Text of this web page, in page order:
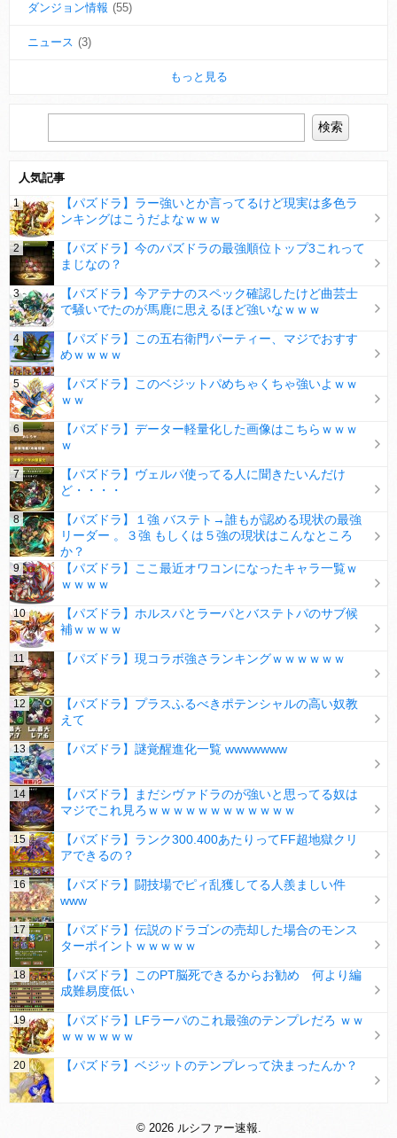
ダンジョン情報 (55)
ニュース (3)
もっと見る
人気記事
【パズドラ】ラー強いとか言ってるけど現実は多色ラ
ンキングはこうだよなｗｗｗ
【パズドラ】今のパズドラの最強順位トップ3これって
まじなの？
【パズドラ】今アテナのスペック確認したけど曲芸士
で騒いでたのが馬鹿に思えるほど強いなｗｗｗ
【パズドラ】この五右衛門パーティー、マジでおすす
めｗｗｗｗ
【パズドラ】このベジットパめちゃくちゃ強いよｗｗ
ｗｗ
【パズドラ】データー軽量化した画像はこちらｗｗｗ
ｗ
【パズドラ】ヴェルパ使ってる人に聞きたいんだけ
ど・・・・
【パズドラ】１強 バステト→誰もが認める現状の最強
リーダー 。３強 もしくは５強の現状はこんなところ
か？
【パズドラ】ここ最近オワコンになったキャラ一覧ｗ
ｗｗｗｗ
【パズドラ】ホルスパとラーパとバステトパのサブ候
補ｗｗｗｗ
【パズドラ】現コラボ強さランキングｗｗｗｗｗｗ
【パズドラ】プラスふるべきポテンシャルの高い奴教
えて
【パズドラ】謎覚醒進化一覧 wwwwwww
【パズドラ】まだシヴァドラのが強いと思ってる奴は
マジでこれ見ろｗｗｗｗｗｗｗｗｗｗｗｗ
【パズドラ】ランク300.400あたりってFF超地獄クリ
アできるの？
【パズドラ】闘技場でピィ乱獲してる人羨ましい件
www
【パズドラ】伝説のドラゴンの売却した場合のモンス
ターポイントｗｗｗｗｗ
【パズドラ】このPT脳死できるからお勧め 何より編
成難易度低い
【パズドラ】LFラーパのこれ最強のテンプレだろ ｗｗ
ｗｗｗｗｗｗ
【パズドラ】ベジットのテンプレって決まったんか？
© 2026 ルシファー速報.